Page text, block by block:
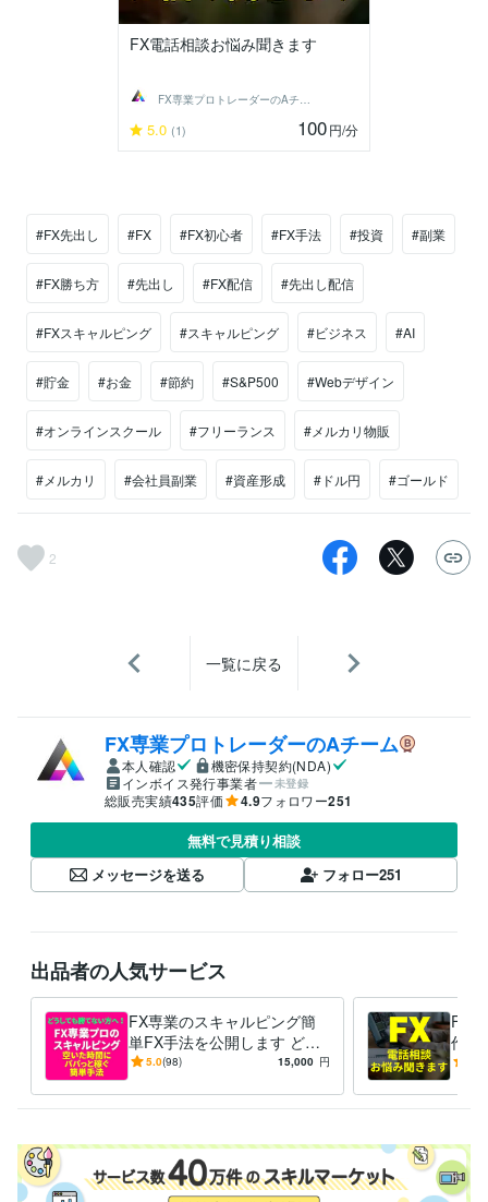
FX電話相談お悩み聞きます
FX専業プロトレーダーのAチーム
5.0 (1) 100円/分
#FX先出し #FX #FX初心者 #FX手法 #投資 #副業
#FX勝ち方 #先出し #FX配信 #先出し配信
#FXスキャルピング #スキャルピング #ビジネス #AI
#貯金 #お金 #節約 #S&P500 #Webデザイン
#オンラインスクール #フリーランス #メルカリ物販
#メルカリ #会社員副業 #資産形成 #ドル円 #ゴールド
2
一覧に戻る
FX専業プロトレーダーのAチーム
本人確認
機密保持契約(NDA)
インボイス発行事業者
未登録
総販売実績435評価 4.9フォロワー251
無料で見積り相談
メッセージを送る
フォロー251
出品者の人気サービス
FX専業のスキャルピング簡
単FX手法を公開します どう
しても勝てない方へ！毎日実
5.0(98) 15,000 円
FX
作っ
相談